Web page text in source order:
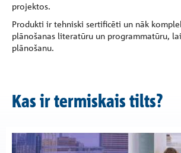
projektos.
Produkti ir tehniski sertificēti un nāk
plānošanas literatūru un programmatūru,
plānošanu.
Kas ir termiskais tilts?